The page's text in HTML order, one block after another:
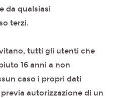
da qualsiasi
terzi.
tutti gli utenti che
16 anni a non
caso i propri dati
autorizzazione di un